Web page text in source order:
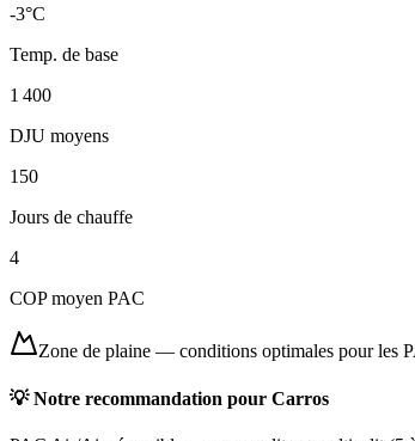
-3°C
Temp. de base
1 400
DJU moyens
150
Jours de chauffe
4
COP moyen PAC
Zone de plaine — conditions optimales pour les
💡 Notre recommandation pour Carros